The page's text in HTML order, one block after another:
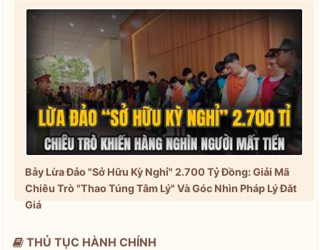
Bẫy Lừa Đảo "Sở Hữu Kỳ Nghỉ" 2.700 Tỷ Đồng: Giải Mã
Chiêu Trò "Thao Túng Tâm Lý" Và Góc Nhìn Pháp Lý Đắt
Giá
THỦ TỤC HÀNH CHÍNH